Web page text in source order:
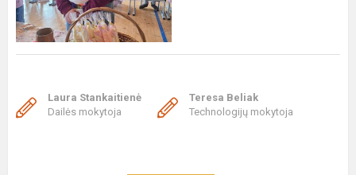
Laura Stankaitienė
Dailės mokytoja
Teresa Beliak
Technologijų mokytoja